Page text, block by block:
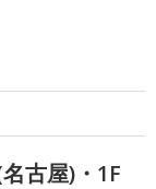
古屋)・1F